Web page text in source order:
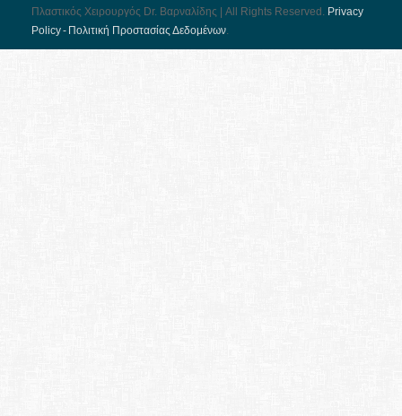
Πλαστικός Χειρουργός Dr. Βαρναλίδης | All Rights Reserved. Pri­vacy
Pol­icy - Πολιτική Προστασίας Δεδομένων